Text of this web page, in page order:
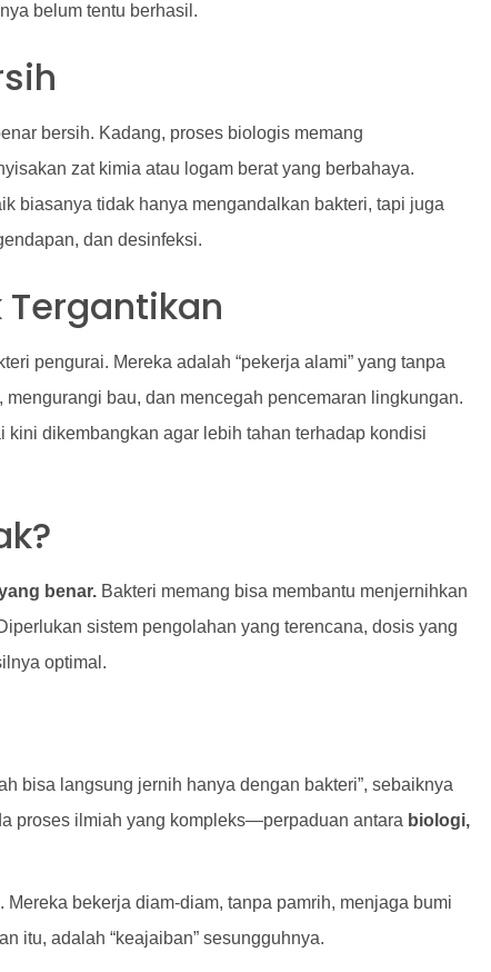
belum tentu berhasil.
bersih. Kadang, proses biologis memang
zat kimia atau logam berat yang berbahaya.
biasanya tidak hanya mengandalkan bakteri, tapi juga
dan desinfeksi.
Tergantikan
pengurai. Mereka adalah “pekerja alami” yang tanpa
bau, dan mencegah pencemaran lingkungan.
dikembangkan agar lebih tahan terhadap kondisi
benar. Bakteri memang bisa membantu menjernihkan
sistem pengolahan yang terencana, dosis yang
optimal.
bisa langsung jernih hanya dengan bakteri”, sebaiknya
proses ilmiah yang kompleks—perpaduan antara biologi,
bekerja diam-diam, tanpa pamrih, menjaga bumi
itu, adalah “keajaiban” sesungguhnya.